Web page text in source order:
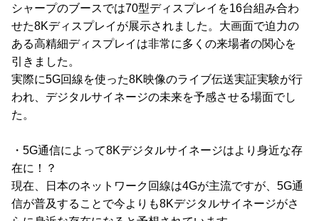
シャープのブースでは70型ディスプレイを16台組み合わ
せた8Kディスプレイが展示されました。大画面で迫力の
ある高精細ディスプレイは非常に多くの来場者の関心を
引きました。
実際に5G回線を使った8K映像のライブ伝送実証実験が行
われ、デジタルサイネージの未来を予感させる場面でし
た。
・5G通信によって8Kデジタルサイネージはより身近な存
在に！？
現在、日本のネットワーク回線は4Gが主流ですが、5G通
信が普及することで今よりも8Kデジタルサイネージがさ